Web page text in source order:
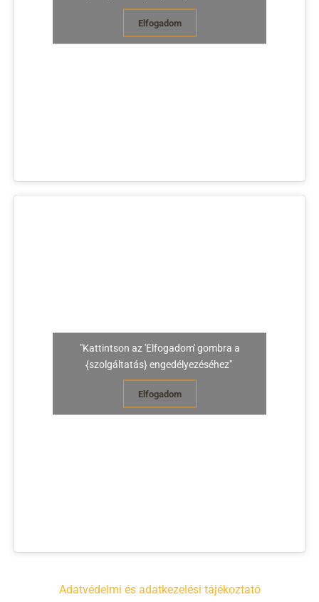
Elfogadom
"Kattintson az 'Elfogadom' gombra a
{szolgáltatás} engedélyezéséhez"
Elfogadom
Adatvédelmi és adatkezelési tájékoztató